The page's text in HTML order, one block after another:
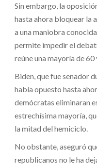
Sin embargo, la
hasta ahora bloquear la
a una maniobra
permite impedir el
reúne una mayoría de 60
Biden, que fue senador
había opuesto hasta
demócratas eliminaran
estrechísima mayoría,
la mitad del hemiciclo.
No obstante, aseguró
republicanos no le ha